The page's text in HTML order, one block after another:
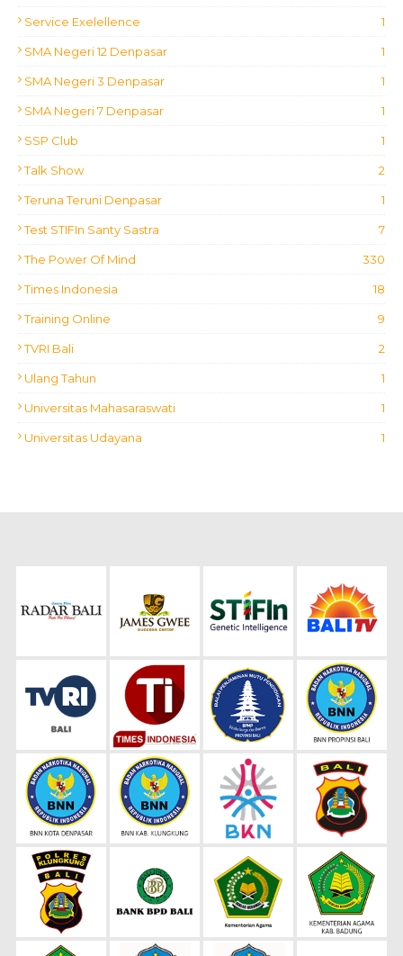
Service Exelellence 1
SMA Negeri 12 Denpasar 1
SMA Negeri 3 Denpasar 1
SMA Negeri 7 Denpasar 1
SSP Club 1
Talk Show 2
Teruna Teruni Denpasar 1
Test STIFIn Santy Sastra 7
The Power Of Mind 330
Times Indonesia 18
Training Online 9
TVRI Bali 2
Ulang Tahun 1
Universitas Mahasaraswati 1
Universitas Udayana 1